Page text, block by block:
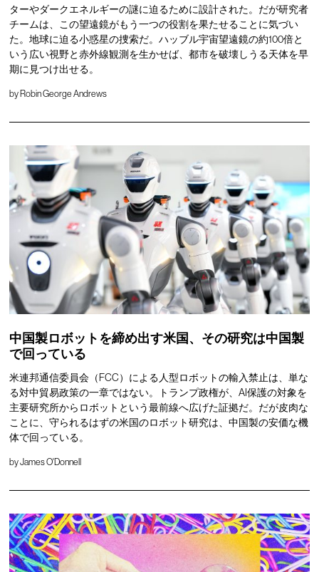
ターやダークエネルギーの謎に迫るために設計された。だが研究者
チームは、この望遠鏡がもう一つの役割を果たせることに気づい
た。地球に迫る小惑星の捜索だ。ハッブル宇宙望遠鏡の約100倍と
いう広い視野と赤外線観測を生かせば、都市を破壊しうる天体を早
期に見つけ出せる。
by Robin George Andrews
中国製ロボットを締め出す米国、その研究は中国製
で回っている
米連邦通信委員会（FCC）による人型ロボットの輸入禁止は、単な
る対中貿易政策の一章ではない。トランプ政権が、AI保護の対象を
主要研究所からロボットという最前線へ広げた証拠だ。だが皮肉な
ことに、守られるはずの米国のロボット研究は、中国製の安価な機
体で回っている。
byJames O'Donnell